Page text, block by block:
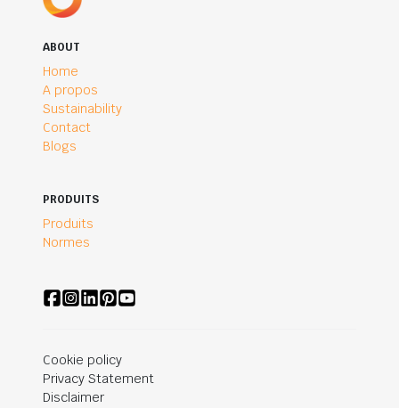
ABOUT
Home
A propos
Sustainability
Contact
Blogs
PRODUITS
Produits
Normes
Cookie policy
Privacy Statement
Disclaimer